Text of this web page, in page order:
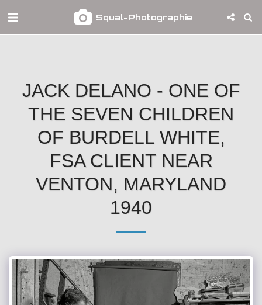
Squal-Photographie
JACK DELANO - ONE OF
THE SEVEN CHILDREN
OF BURDELL WHITE,
FSA CLIENT NEAR
VENTON, MARYLAND
1940